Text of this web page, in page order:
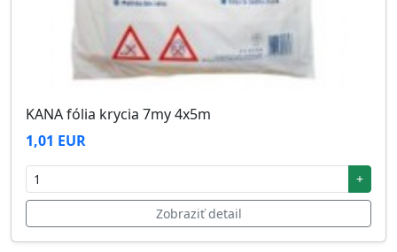
KANA fólia krycia 7my 4x5m
1,01 EUR
+
Zobraziť detail